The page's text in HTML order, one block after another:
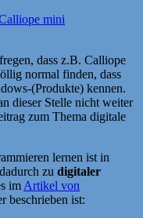
dass z.B. Calliope
normal finden, dass
(Produkte) kennen.
dieser Stelle nicht weiter
zum Thema digitale
lernen ist in
zu digitaler
im Artikel von
beschrieben ist: